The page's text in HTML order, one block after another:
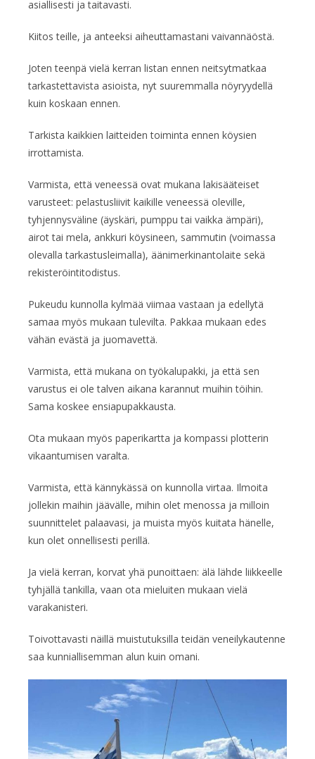
asiallisesti ja taitavasti.
Kiitos teille, ja anteeksi aiheuttamastani vaivannäöstä.
Joten teenpä vielä kerran listan ennen neitsytmatkaa
tarkastettavista asioista, nyt suuremmalla nöyryydellä
kuin koskaan ennen.
Tarkista kaikkien laitteiden toiminta ennen köysien
irrottamista.
Varmista, että veneessä ovat mukana lakisääteiset
varusteet: pelastusliivit kaikille veneessä oleville,
tyhjennysväline (äyskäri, pumppu tai vaikka ämpäri),
airot tai mela, ankkuri köysineen, sammutin (voimassa
olevalla tarkastusleimalla), äänimerkinantolaite sekä
rekisteröintitodistus.
Pukeudu kunnolla kylmää viimaa vastaan ja edellytä
samaa myös mukaan tulevilta. Pakkaa mukaan edes
vähän evästä ja juomavettä.
Varmista, että mukana on työkalupakki, ja että sen
varustus ei ole talven aikana karannut muihin töihin.
Sama koskee ensiapupakkausta.
Ota mukaan myös paperikartta ja kompassi plotterin
vikaantumisen varalta.
Varmista, että kännykässä on kunnolla virtaa. Ilmoita
jollekin maihin jäävälle, mihin olet menossa ja milloin
suunnittelet palaavasi, ja muista myös kuitata hänelle,
kun olet onnellisesti perillä.
Ja vielä kerran, korvat yhä punoittaen: älä lähde liikkeelle
tyhjällä tankilla, vaan ota mieluiten mukaan vielä
varakanisteri.
Toivottavasti näillä muistutuksilla teidän veneilykautenne
saa kunniallisemman alun kuin omani.